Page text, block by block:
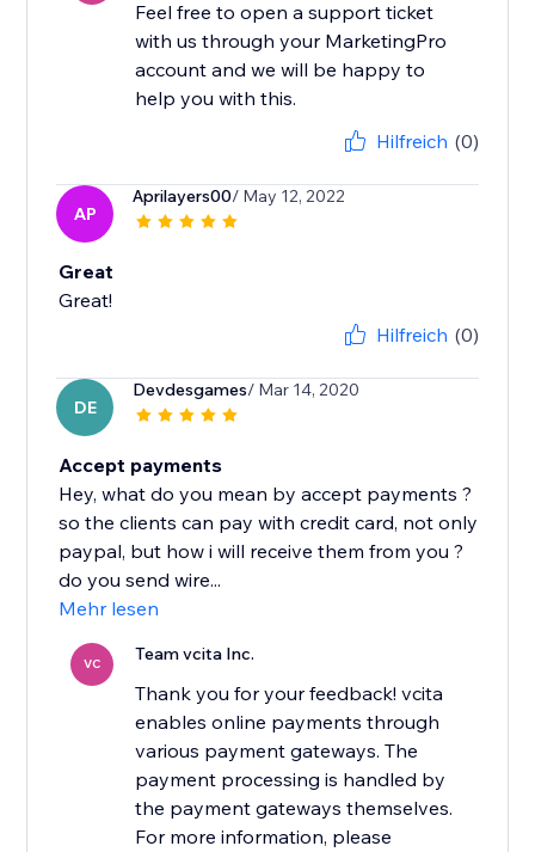
Feel free to open a support ticket
with us through your MarketingPro
account and we will be happy to
Hilfreich (0)
AP
Aprilayers00/ May 12, 2022
Great
Great!
Hilfreich (0)
DE
Devdesgames/ Mar 14, 2020
Accept payments
Hey, what do you mean by accept payments ?
so the clients can pay with credit card, not only
paypal, but how i will receive them from you ?
do you send wire...
Mehr lesen
VC Team vcita Inc.
Thank you for your feedback! vcita
enables online payments through
various payment gateways. The
payment processing is handled by
the payment gateways themselves.
For more information, please